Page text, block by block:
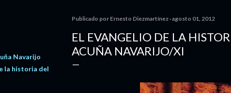
Navarijo
la historia del
Publicado por Ernesto Diezmartínez agosto 01, 2012
EL EVANGELIO DE LA
ACUÑA NAVARIJO/XI